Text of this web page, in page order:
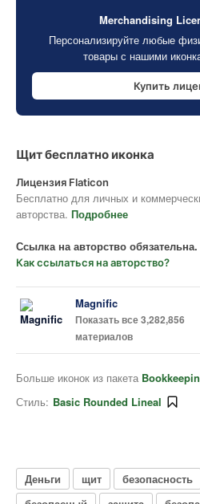
Merchandising
Персонализируйте любые
товары с нашими
Купить
Щит бесплатно иконка
Лицензия Flaticon
Бесплатно для личных и
авторства. Подробнее
Ссылка на авторство обязательна.
Как ссылаться на авторство?
Magnific
Показать все 3,282,856
материалов
Больше иконок из пакета
Стиль: Basic Rounded Lineal
Деньги щит безопасность